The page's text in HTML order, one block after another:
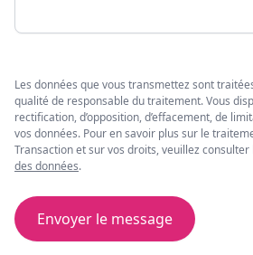
Les données que vous transmettez sont
qualité de responsable du traitement. Vous
rectification, d’opposition, d’effacement, de
vos données. Pour en savoir plus sur le
Transaction et sur vos droits, veuillez consulter
des données.
Envoyer le message